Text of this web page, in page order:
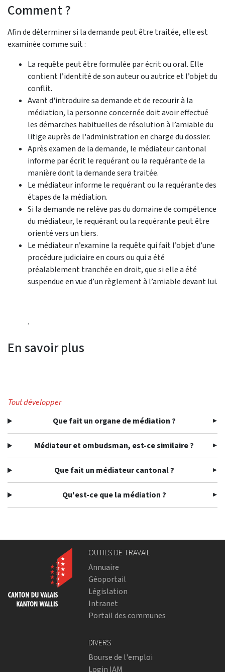
Comment ?
Afin de déterminer si la demande peut être traitée, elle est
examinée comme suit :
La requête peut être formulée par écrit ou oral. Elle
contient l’identité de son auteur ou autrice et l’objet du
conflit.
Avant d'introduire sa demande et de recourir à la
médiation, la personne concernée doit avoir effectué
les démarches habituelles de résolution à l’amiable du
litige auprès de l'administration en charge du dossier.
Après examen de la demande, le médiateur cantonal
informe par écrit le requérant ou la requérante de la
manière dont la demande sera traitée.
Le médiateur informe le requérant ou la requérante des
étapes de la médiation.
Si la demande ne relève pas du domaine de compétence
du médiateur, le requérant ou la requérante peut être
orienté vers un tiers.
​Le médiateur n’examine la requête qui fait l’objet d’une
procédure judiciaire en cours ou qui a été
préalablement tranchée en droit, que si elle a été
suspendue en vue d’un règlement à l’amiable devant lui.
.
En savoir plus
Tout développer
Que fait un organe de médiation ?
Médiateur et ombudsman, est-ce similaire ?
Que fait un médiateur cantonal ?
Qu'est-ce que la médiation ?
OUTILS DE TRAVAIL
Annuaire
Géoportail
Législation
Intranet
Portail des communes
DIVERS
Bourse de l'emploi
Login IAM